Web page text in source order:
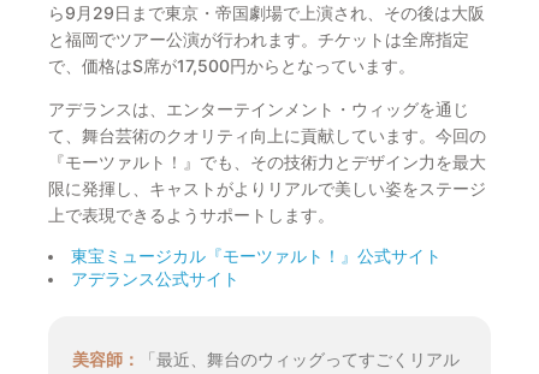
ら9月29日まで東京・帝国劇場で上演され、その後は大阪
と福岡でツアー公演が行われます。チケットは全席指定
で、価格はS席が17,500円からとなっています。
アデランスは、エンターテインメント・ウィッグを通じ
て、舞台芸術のクオリティ向上に貢献しています。今回の
『モーツァルト！』でも、その技術力とデザイン力を最大
限に発揮し、キャストがよりリアルで美しい姿をステージ
上で表現できるようサポートします。
東宝ミュージカル『モーツァルト！』公式サイト
アデランス公式サイト
美容師：
「最近、舞台のウィッグってすごくリアル